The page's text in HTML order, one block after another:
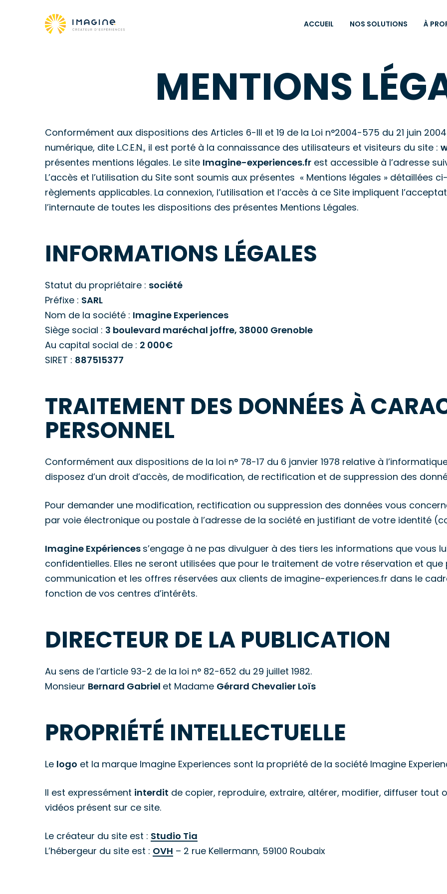
Hit enter to search or ESC to close
ACCUEIL NOS SOLUTIONS À
MENTIONS
Conformément aux dispositions des Articles 6-III et 19 de la Loi n°2004-575 du 21 juin
numérique, dite L.C.E.N., il est porté à la connaissance des utilisateurs et visiteurs du site :
présentes mentions légales. Le site Imagine-experiences.fr est accessible à l’adresse
L’accès et l’utilisation du Site sont soumis aux présentes « Mentions légales » détaillées
règlements applicables. La connexion, l’utilisation et l’accès à ce Site impliquent
l’internaute de toutes les dispositions des présentes Mentions Légales.
INFORMATIONS LÉGALES
Statut du propriétaire : société
Préfixe : SARL
Nom de la société : Imagine Experiences
Siège social : 3 boulevard maréchal joffre, 38000 Grenoble
Au capital social de : 2 000€
SIRET : 887515377
TRAITEMENT DES DONNÉES À
PERSONNEL
Conformément aux dispositions de la loi n° 78-17 du 6 janvier 1978 relative à
disposez d’un droit d’accès, de modification, de rectification et de suppression des
Pour demander une modification, rectification ou suppression des données vous
par voie électronique ou postale à l’adresse de la société en justifiant de votre identité
Imagine Expériences s’engage à ne pas divulguer à des tiers les informations que vous
confidentielles. Elles ne seront utilisées que pour le traitement de votre réservation et
communication et les offres réservées aux clients de imagine-experiences.fr dans le
fonction de vos centres d’intérêts.
DIRECTEUR DE LA PUBLICATION
Au sens de l’article 93-2 de la loi n° 82-652 du 29 juillet 1982.
Monsieur Bernard Gabriel et Madame Gérard Chevalier Loïs
PROPRIÉTÉ INTELLECTUELLE
Le logo et la marque Imagine Experiences sont la propriété de la société Imagine
Il est expressément interdit de copier, reproduire, extraire, altérer, modifier, diffuser tout
vidéos présent sur ce site.
Le créateur du site est : Studio Tia
L’hébergeur du site est : OVH – 2 rue Kellermann, 59100 Roubaix